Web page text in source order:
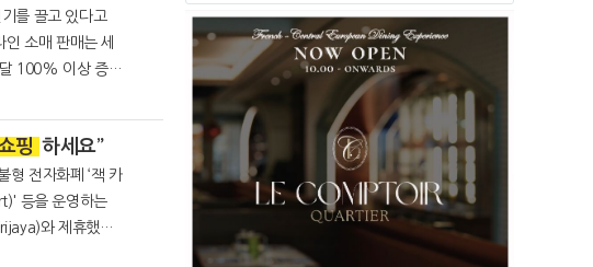
를 끌고 있다고
100% 이상 증가
약 10%인
핑 하세요”
등을 운영하는
와 제휴했다